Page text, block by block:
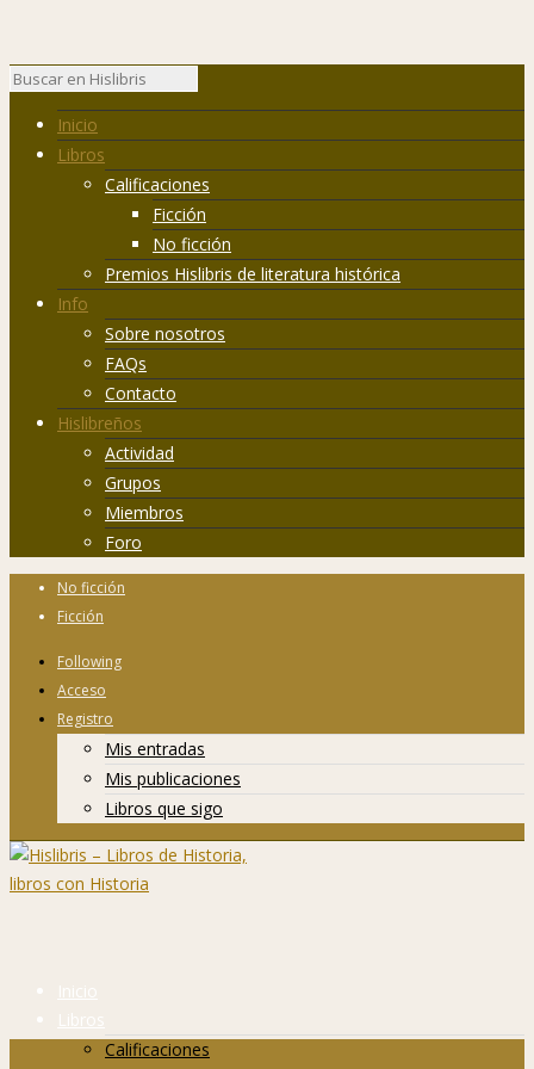
Inicio
Libros
Calificaciones
Ficción
No ficción
Premios Hislibris de literatura histórica
Info
Sobre nosotros
FAQs
Contacto
Hislibreños
Actividad
Grupos
Miembros
Foro
No ficción
Ficción
Following
Acceso
Registro
Mis entradas
Mis publicaciones
Libros que sigo
Inicio
Libros
Calificaciones